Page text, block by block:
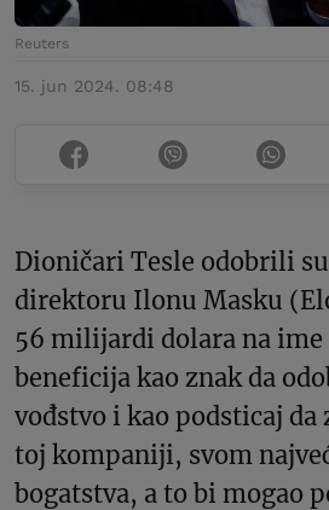
Reuters
15. jun 2024. 08:48
Dioničari Tesle odobrili
direktoru Ilonu Masku
56 milijardi dolara na
beneficija kao znak da
vođstvo i kao podsticaj da
toj kompaniji, svom
bogatstva, a to bi mogao